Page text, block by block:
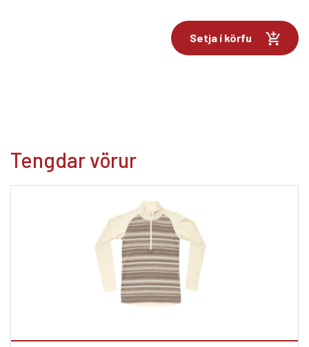
Setja í körfu
Tengdar vörur